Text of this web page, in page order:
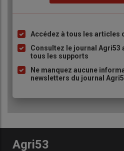
Liste
à
puce
Accédez à tous les articles
Consultez le journal Agri53
tous les supports
Ne manquez aucune
newsletters du journal
Agri53